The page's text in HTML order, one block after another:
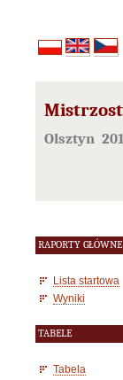
Olsztyn
RAPORTY GŁÓWNE
Lista startowa
Wyniki
TABELE
Tabela